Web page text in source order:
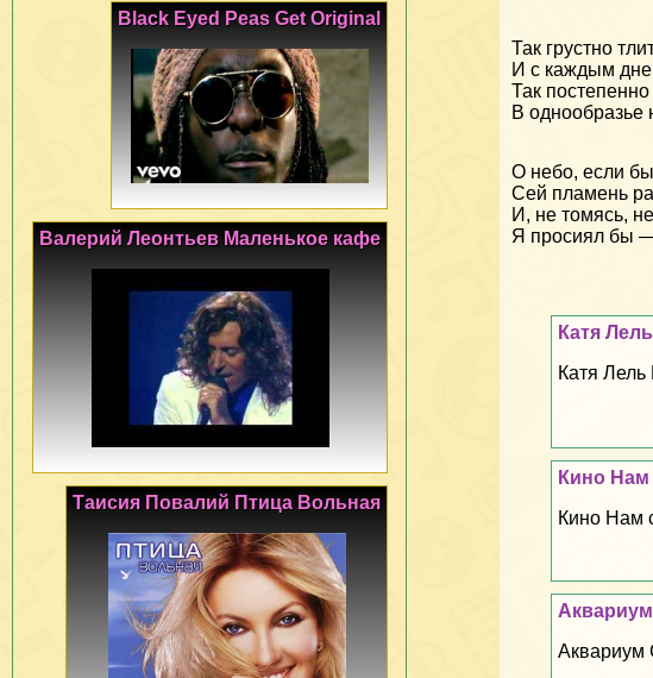
Так грустно
И с каждым
Так постепенно
В однообразье
О небо, если бы
Сей пламень
И, не томясь,
Я просиял бы
Катя
Катя
Кино Нам
Кино Нам
Аквариум
Black Eyed Peas Get Original
Валерий Леонтьев Маленькое кафе
Таисия Повалий Птица Вольная